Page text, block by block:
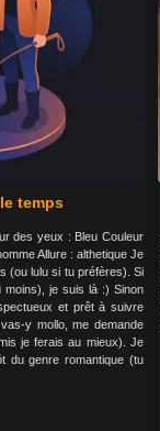
temps
des yeux : Bleu Couleur
Allure : althetique Je
(ou lulu si tu préfères). Si
je suis là :) Sinon
et prêt à suivre
y mollo, me demande
je ferais au mieux). Je
du genre romantique (tu